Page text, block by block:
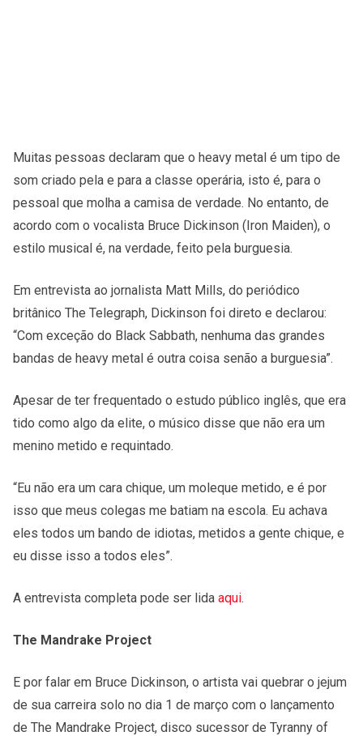
Muitas pessoas declaram que o heavy metal é um tipo de
som criado pela e para a classe operária, isto é, para o
pessoal que molha a camisa de verdade. No entanto, de
acordo com o vocalista Bruce Dickinson (Iron Maiden), o
estilo musical é, na verdade, feito pela burguesia.
Em entrevista ao jornalista Matt Mills, do periódico
britânico The Telegraph, Dickinson foi direto e declarou:
“Com exceção do Black Sabbath, nenhuma das grandes
bandas de heavy metal é outra coisa senão a burguesia”.
Apesar de ter frequentado o estudo público inglês, que era
tido como algo da elite, o músico disse que não era um
menino metido e requintado.
“Eu não era um cara chique, um moleque metido, e é por
isso que meus colegas me batiam na escola. Eu achava
eles todos um bando de idiotas, metidos a gente chique, e
eu disse isso a todos eles”.
A entrevista completa pode ser lida aqui.
The Mandrake Project
E por falar em Bruce Dickinson, o artista vai quebrar o jejum
de sua carreira solo no dia 1 de março com o lançamento
de The Mandrake Project, disco sucessor de Tyranny of